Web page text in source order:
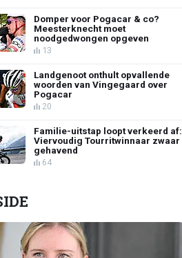
Domper voor Pogacar & co?
Meesterknecht moet
noodgedwongen opgeven
13
Landgenoot onthult opvallende
woorden van Vingegaard over
Pogacar
20
Familie-uitstap loopt verkeerd af:
Viervoudig Tourritwinnaar zwaar
gehavend
64